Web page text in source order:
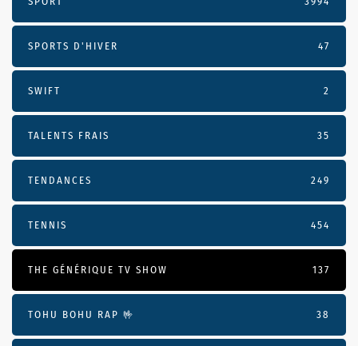
SPORTS D'HIVER 47
SWIFT 2
TALENTS FRAIS 35
TENDANCES 249
TENNIS 454
THE GÉNÉRIQUE TV SHOW 137
TOHU BOHU RAP 🤟 38